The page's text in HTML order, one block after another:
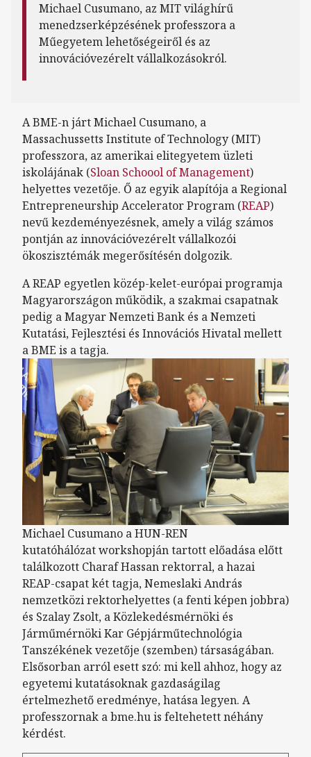
Michael Cusumano, az MIT világhírű
menedzserképzésének professzora a
Műegyetem lehetőségeiről és az
innovációvezérelt vállalkozásokról.
A BME-n járt Michael Cusumano, a
Massachussetts Institute of Technology (MIT)
professzora, az amerikai elitegyetem üzleti
iskolájának (Sloan Schoool of Management)
helyettes vezetője. Ő az egyik alapítója a Regional
Entrepreneurship Accelerator Program (REAP)
nevű kezdeményezésnek, amely a világ számos
pontján az innovációvezérelt vállalkozói
ökoszisztémák megerősítésén dolgozik.
A REAP egyetlen közép-kelet-európai programja
Magyarországon működik, a szakmai csapatnak
pedig a Magyar Nemzeti Bank és a Nemzeti
Kutatási, Fejlesztési és Innovációs Hivatal mellett
a BME is a tagja.
Michael Cusumano a HUN-REN
kutatóhálózatworkshopján tartott előadása előtt
találkozott Charaf Hassan rektorral, a hazai
REAP-csapat két tagja, Nemeslaki András
nemzetközi rektorhelyettes (a fenti képen jobbra)
és Szalay Zsolt, a Közlekedésmérnöki és
Járműmérnöki Kar Gépjárműtechnológia
Tanszékének vezetője (szemben) társaságában.
Elsősorban arról esett szó: mi kell ahhoz, hogy az
egyetemi kutatásoknak gazdaságilag
értelmezhető eredménye, hatása legyen. A
professzornak a bme.hu is feltehetett néhány
kérdést.